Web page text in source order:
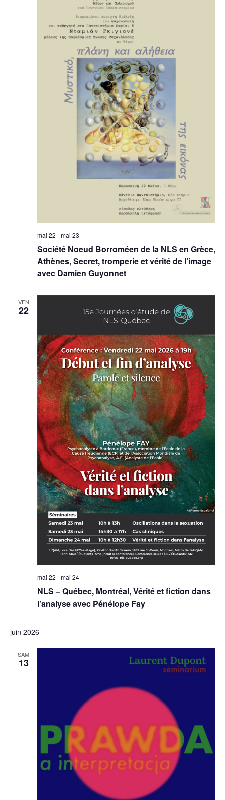
Société Noeud Borroméen de la NLS en Grèce,
Athènes, Secret, tromperie et vérité de l’image
avec Damien Guyonnet
mai 22 -mai 23
VEN
22
NLS – Québec, Montréal, Vérité et fiction dans
l’analyse avec Pénélope Fay
mai 22 -mai 24
juin 2026
SAM
13